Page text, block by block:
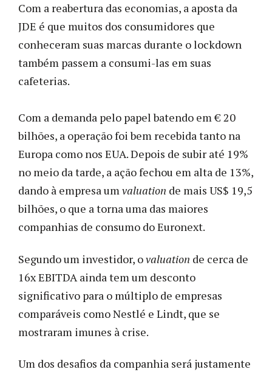
Com a reabertura das economias, a aposta da
JDE é que muitos dos consumidores que
conheceram suas marcas durante o lockdown
também passem a consumi-las em suas
cafeterias.
Com a demanda pelo papel batendo em € 20
bilhões, a operação foi bem recebida tanto na
Europa como nos EUA. Depois de subir até 19%
no meio da tarde, a ação fechou em alta de 13%,
dando à empresa umvaluation de mais US$ 19,5
bilhões, o que a torna uma das maiores
companhias de consumo do Euronext.
Segundo um investidor, ovaluation de cerca de
16x EBITDA ainda tem um desconto
significativo para o múltiplo de empresas
comparáveis como Nestlé e Lindt, que se
mostraram imunes à crise.
Um dos desafios da companhia será justamente